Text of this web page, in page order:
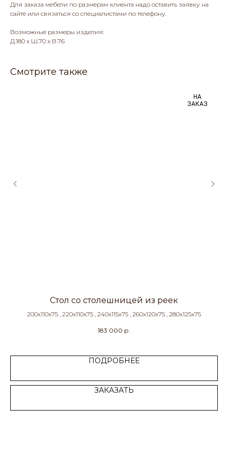
Для заказа мебели по размерам клиента надо оставить заявку на
сайте или связаться со специалистами по телефону.
Возможные размеры изделия:
Д.180 х Ш.70 x В.76
Смотрите также
НА
ЗАКАЗ
Стол со столешницей из реек
200х110х75 , 220х110х75 , 240х115х75 , 260х120х75 , 280х125х75
183 000 р.
ПОДРОБНЕЕ
ЗАКАЗАТЬ